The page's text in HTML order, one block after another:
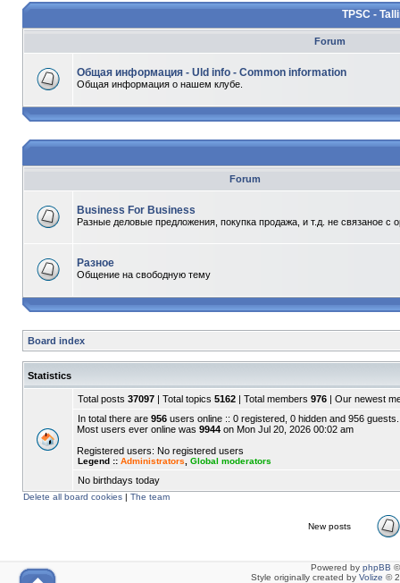
TPSC -
Forum
Общая информация - Uld info - Common information
Общая информация о нашем клубе.
Forum
Business For Business
Разные деловые предложения, покупка продажа, и т.д. не связаное с
Разное
Общение на свободную тему
Board index
Statistics
Total posts 37097 | Total topics 5162 | Total members 976 | Our newest
In total there are 956 users online :: 0 registered, 0 hidden and 956 guests.
Most users ever online was 9944 on Mon Jul 20, 2026 00:02 am
Registered users: No registered users
Legend :: Administrators Global moderators
No birthdays today
Delete all board cookies | The team
New posts
Powered by phpBB
Style originally created by Volize ©